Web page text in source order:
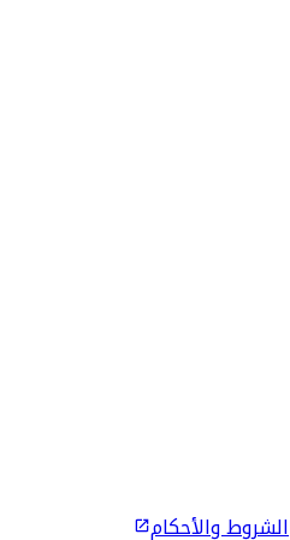
الشروط والأحكام